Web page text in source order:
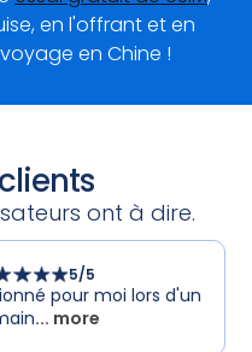
en l'offrant et en
en Chine !
ont à dire.
5/5
pour moi lors d'un
... more